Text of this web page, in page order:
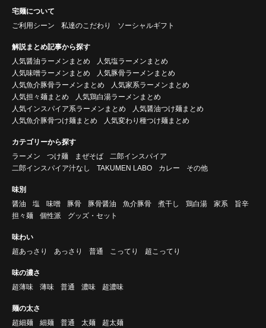
宅麺について
ご利用シーン
私達のこだわり ソーシャルギフト
解説まとめ記事から探す
人気醤油ラーメンまとめ
人気塩ラーメンまとめ
人気味噌ラーメンまとめ
人気豚骨ラーメンまとめ
人気魚介豚骨ラーメンまとめ
人気家系ラーメンまとめ
人気担々麺まとめ
人気鶏白湯ラーメンまとめ
人気インスパイア系ラーメンまとめ
人気醤油つけ麺まとめ
人気魚介豚骨つけ麺まとめ
人気変わり種つけ麺まとめ
カテゴリーから探す
ラーメン
つけ麺 まぜそば
二郎インスパイア
二郎インスパイア汁なし
TAKUMEN LABO カレー その他
味別
醤油
塩 味噌 豚骨 豚骨醤油 魚介豚骨 煮干し 鶏白湯 家系
旨辛
担々麺
個性派 グッズ・セット
味わい
超あっさり
あっさり 普通 こってり 超こってり
味の濃さ
超薄味
薄味 普通 濃味 超濃味
麺の太さ
超細麺
細麺 普通 太麺 超太麺